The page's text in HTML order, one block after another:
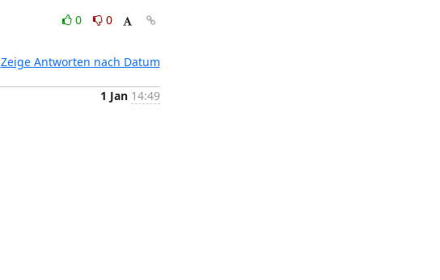
0
0
Zeige Antworten nach Datum
1 Jan 14:49